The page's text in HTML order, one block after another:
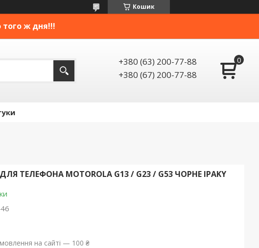
Кошик
того ж дня!!!
+380 (63) 200-77-88
+380 (67) 200-77-88
ТЕЛЕФОНА MOTOROLA G13 / G23 / G53 ЧОРНЕ IPAKY
на сайті — 100 ₴